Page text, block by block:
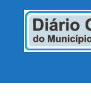
conteúdo